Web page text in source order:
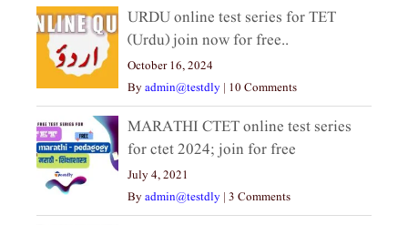
URDU online test series for TET
(Urdu) join now for free..
October 16, 2024
Byadmin@testdly | 10 Comments
MARATHI CTET online test series
for ctet 2024; join for free
July 4, 2021
Byadmin@testdly | 3 Comments